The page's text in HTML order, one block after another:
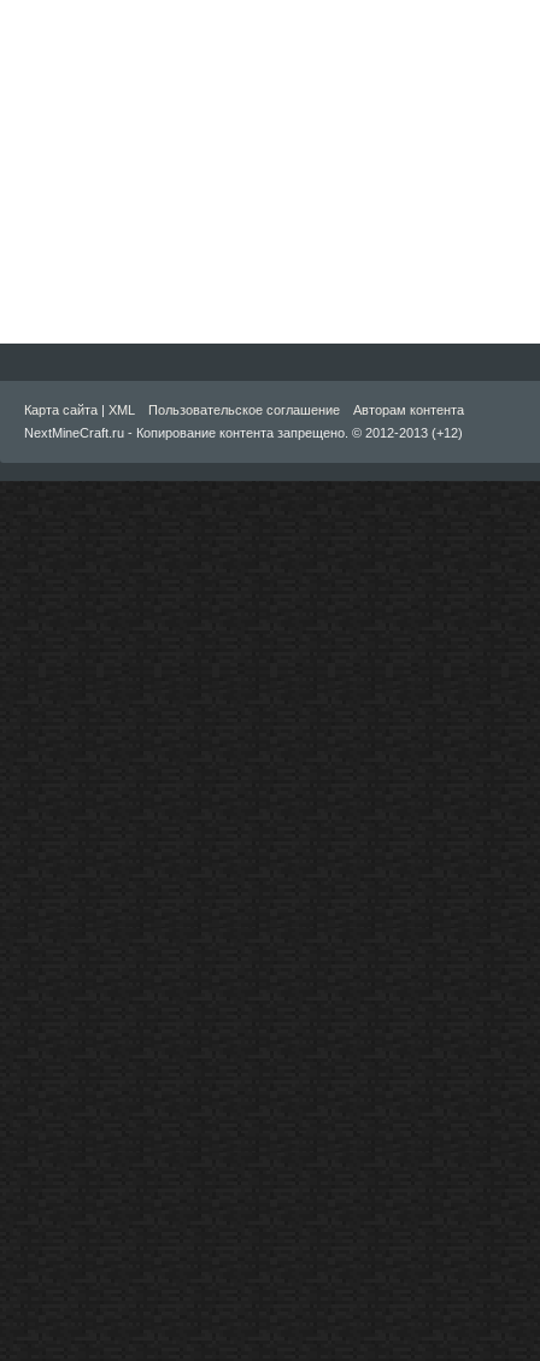
Карта сайта | XML Пользовательское соглашение
Авторам контента
NextMineCraft.ru - Копирование контента запрещено. © 2012-2013 (+12)